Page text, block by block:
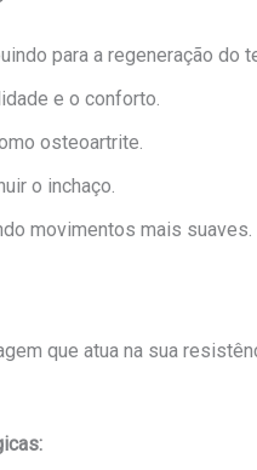
para a regeneração do
e o conforto.
osteoartrite.
o inchaço.
movimentos mais suaves.
que atua na sua